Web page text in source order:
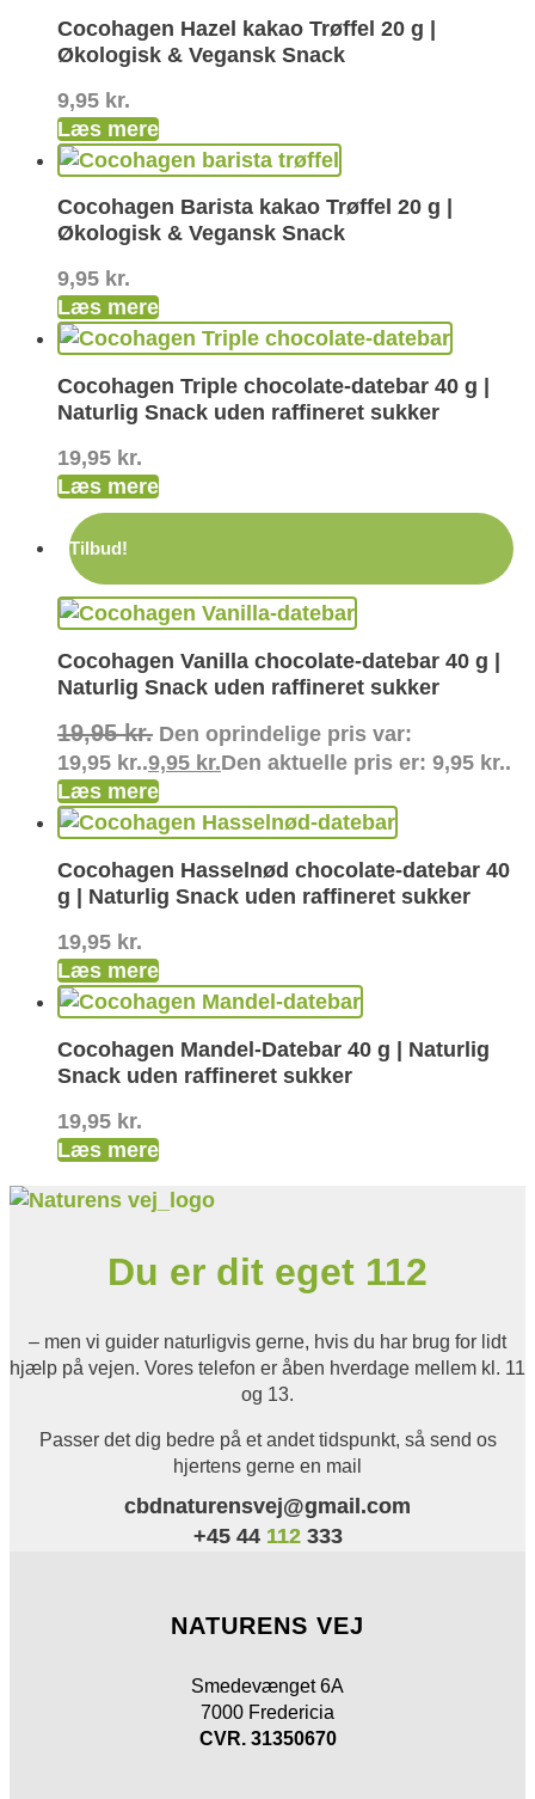
Cocohagen Hazel kakao Trøffel 20 g |
Økologisk & Vegansk Snack
9,95 kr.
Læs mere
Cocohagen Barista kakao Trøffel 20 g |
Økologisk & Vegansk Snack
9,95 kr.
Læs mere
Cocohagen Triple chocolate-datebar 40 g |
Naturlig Snack uden raffineret sukker
19,95 kr.
Læs mere
Tilbud!
Cocohagen Vanilla chocolate-datebar 40 g |
Naturlig Snack uden raffineret sukker
19,95kr. Den oprindelige pris var:
19,95 kr..9,95 kr.Den aktuelle pris er: 9,95 kr..
Læs mere
Cocohagen Hasselnød chocolate-datebar 40
g | Naturlig Snack uden raffineret sukker
19,95 kr.
Læs mere
Cocohagen Mandel-Datebar 40 g | Naturlig
Snack uden raffineret sukker
19,95 kr.
Læs mere
Du er dit eget 112
– men vi guider naturligvis gerne, hvis du har brug for lidt
hjælp på vejen. Vores telefon er åben hverdage mellem kl. 11
og 13.
Passer det dig bedre på et andet tidspunkt, så send os
hjertens gerne en mail
cbdnaturensvej@gmail.com
+45 44 112333
NATURENS VEJ
Smedevænget 6A
7000 Fredericia
CVR. 31350670